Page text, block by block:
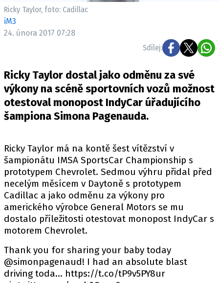
NOVINKY ZE SVĚTA EV
TESTY ELEKTROMOBILŮ
RALLY
OSTATNÍ
TISKOVKY
DAKAR
Z DOMOVA
ZE SVĚTA
MOTORSPORT
FIA CEZ & POHÁRY
MEZINÁRODNÍ SCÉNA
Ricky Taylor, foto: Cadillac
iM3
24. února 2017 07:28
Sdílej:
Ricky Taylor dostal jako odměnu za své
výkony na scéně sportovních vozů možnost
otestoval monopost IndyCar úřadujícího
šampiona Simona Pagenauda.
Ricky Taylor má na kontě šest vítězství v
šampionátu IMSA SportsCar Championship s
prototypem Chevrolet. Sedmou výhru přidal před
necelým měsícem v Daytoně s prototypem
Cadillac a jako odměnu za výkony pro
amerického výrobce General Motors se mu
dostalo příležitosti otestovat monopost IndyCar s
motorem Chevrolet.
Thank you for sharing your baby today
@simonpagenaud! I had an absolute blast
driving toda… https://t.co/tP9v5PY8ur